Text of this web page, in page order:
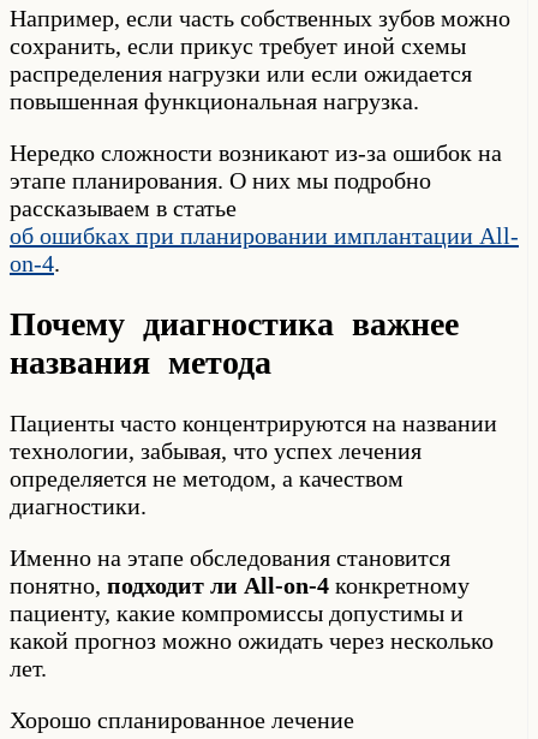
Например, если часть собственных зубов можно
сохранить, если прикус требует иной схемы
распределения нагрузки или если ожидается
повышенная функциональная нагрузка.
Нередко сложности возникают из-за ошибок на
этапе планирования. О них мы подробно
рассказываем в статье
об ошибках при планировании имплантации All-
on-4.
Почему диагностика важнее
названия метода
Пациенты часто концентрируются на названии
технологии, забывая, что успех лечения
определяется не методом, а качеством
диагностики.
Именно на этапе обследования становится
понятно, подходит ли All-on-4 конкретному
пациенту, какие компромиссы допустимы и
какой прогноз можно ожидать через несколько
лет.
Хорошо спланированное лечение